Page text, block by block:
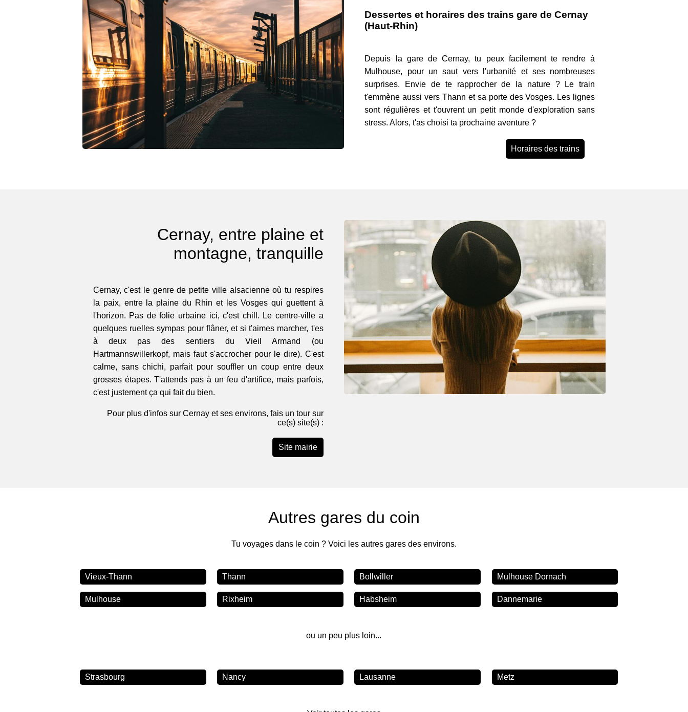
Dessertes et horaires des trains gare de Cernay
(Haut-Rhin)
Depuis la gare de Cernay, tu peux facilement te rendre à
Mulhouse, pour un saut vers l'urbanité et ses nombreuses
surprises. Envie de te rapprocher de la nature ? Le train
t'emmène aussi vers Thann et sa porte des Vosges. Les lignes
sont régulières et t'ouvrent un petit monde d'exploration sans
stress. Alors, t'as choisi ta prochaine aventure ?
Horaires des trains
Cernay, entre plaine et
montagne, tranquille
Cernay, c'est le genre de petite ville alsacienne où tu respires
la paix, entre la plaine du Rhin et les Vosges qui guettent à
l'horizon. Pas de folie urbaine ici, c'est chill. Le centre-ville a
quelques ruelles sympas pour flâner, et si t'aimes marcher, t'es
à deux pas des sentiers du Vieil Armand (ou
Hartmannswillerkopf, mais faut s'accrocher pour le dire). C'est
calme, sans chichi, parfait pour souffler un coup entre deux
grosses étapes. T'attends pas à un feu d'artifice, mais parfois,
c'est justement ça qui fait du bien.
Pour plus d'infos sur Cernay et ses environs, fais un tour sur
ce(s) site(s) :
Site mairie
Autres gares du coin
Tu voyages dans le coin ? Voici les autres gares des environs.
Vieux-Thann Thann Bollwiller Mulhouse Dornach
Mulhouse Rixheim Habsheim Dannemarie
ou un peu plus loin...
Strasbourg Nancy Lausanne Metz